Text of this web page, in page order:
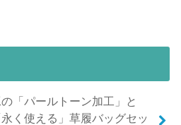
「パールトーン加工」と
く使える」草履バッグセッ